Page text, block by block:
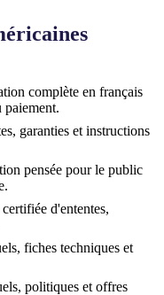
complète en français
paiement.
garanties et instructions
pensée pour le public
d'ententes,
fiches techniques et
politiques et offres